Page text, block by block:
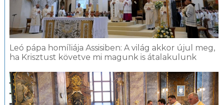
Leó pápa homíliája Assisiben: A világ akkor újul meg,
ha Krisztust követve mi magunk is átalakulunk